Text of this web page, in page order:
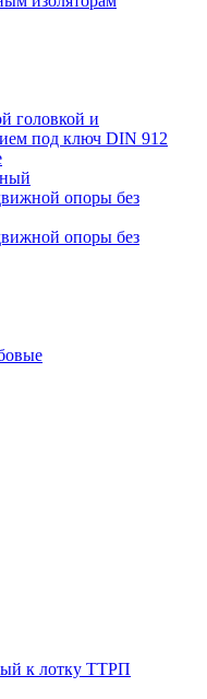
головкой и
под ключ DIN 912
опоры без
опоры без
к лотку ТТРП